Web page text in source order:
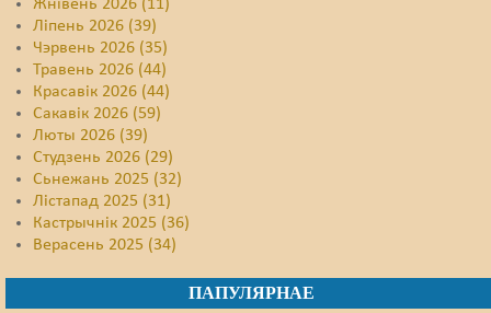
Жнівень 2026 (11)
Ліпень 2026 (39)
Чэрвень 2026 (35)
Травень 2026 (44)
Красавік 2026 (44)
Сакавік 2026 (59)
Люты 2026 (39)
Студзень 2026 (29)
Сьнежань 2025 (32)
Лістапад 2025 (31)
Кастрычнік 2025 (36)
Верасень 2025 (34)
ПАПУЛЯРНАЕ